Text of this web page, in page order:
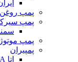
پمپ روغن
پمپ
پمپ
پمپیران
اتا ETA